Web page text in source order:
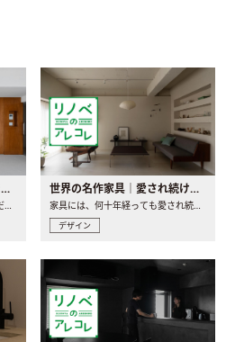
キッチンはレイアウトで決まる。後悔しないための考え方と選び方
キッチンは生活の中心となる場所だからこそ、家の中のどこに置..
世界の名作家具｜愛され続ける理由と一生モノとの出会い方
家具には、何十年経っても愛され続ける「名作」と呼ばれるもの..
デザイン